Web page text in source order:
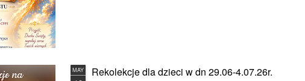
MAY Rekolekcje dla dzieci w dn 29.06-4.07.26r.